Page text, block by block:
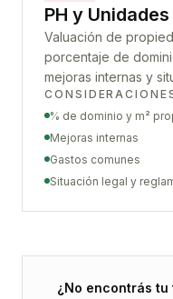
PH y Unidades
Valuación de
porcentaje de
mejoras internas y
% de dominio y m²
Mejoras internas
Gastos comunes
Situación legal y
¿No encontrás